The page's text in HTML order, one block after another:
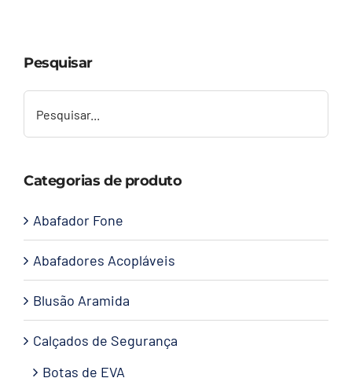
Contato
Pesquisar
Categorias de produto
Abafador Fone
Abafadores Acopláveis
Blusão Aramida
Calçados de Segurança
Botas de EVA